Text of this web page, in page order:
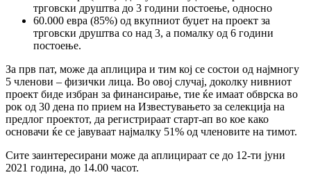
трговски друштва до 3 години постоење, односно
60.000 евра (85%) од вкупниот буџет на проект за
трговски друштва со над 3, а помалку од 6 години
постоење.
За прв пат, може да аплицира и тим кој се состои од најмногу
5 членови – физички лица. Во овој случај, доколку нивниот
проект биде избран за финансирање, тие ќе имаат обврска во
рок од 30 дена по прием на Известувањето за селекција на
предлог проектот, да регистрираат старт-ап во кое како
основачи ќе се јавуваат најмалку 51% од членовите на тимот.
Сите заинтересирани може да аплицираат се до 12-ти јуни
2021 година, до 14.00 часот.